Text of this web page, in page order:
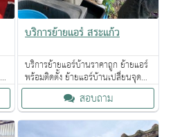
บริการย้ายแอร์ สระแก้ว
บริการย้ายแอร์บ้านราคาถูก ย้ายแอร์
พร้อมติดตั้ง ย้ายแอร์บ้านเปลี่ยนจุด
ย้ายจากบ้านเก่าไปบ้านหลังใหม่
สอบถาม